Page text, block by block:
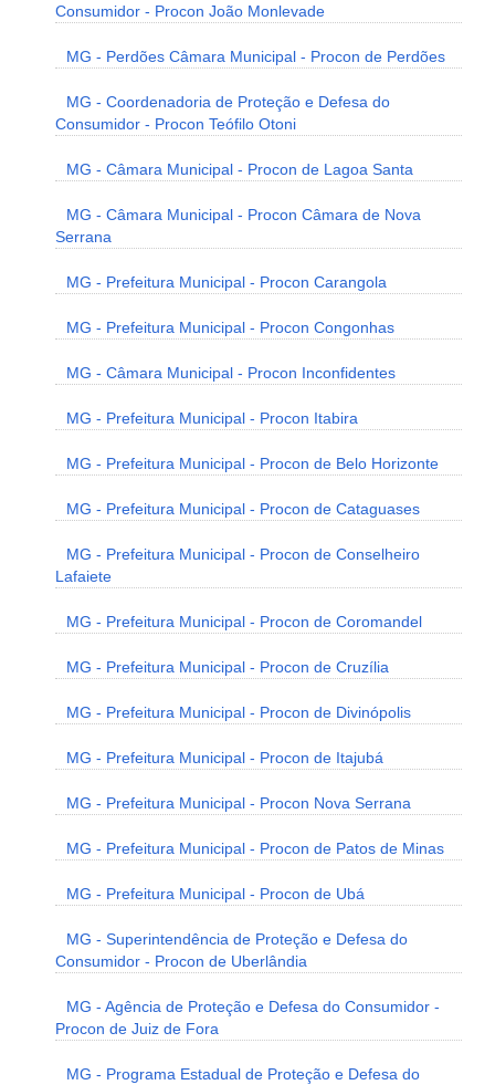
Consumidor - Procon João Monlevade
MG - Perdões Câmara Municipal - Procon de Perdões
MG - Coordenadoria de Proteção e Defesa do
Consumidor - Procon Teófilo Otoni
MG - Câmara Municipal - Procon de Lagoa Santa
MG - Câmara Municipal - Procon Câmara de Nova
Serrana
MG - Prefeitura Municipal - Procon Carangola
MG - Prefeitura Municipal - Procon Congonhas
MG - Câmara Municipal - Procon Inconfidentes
MG - Prefeitura Municipal - Procon Itabira
MG - Prefeitura Municipal - Procon de Belo Horizonte
MG - Prefeitura Municipal - Procon de Cataguases
MG - Prefeitura Municipal - Procon de Conselheiro
Lafaiete
MG - Prefeitura Municipal - Procon de Coromandel
MG - Prefeitura Municipal - Procon de Cruzília
MG - Prefeitura Municipal - Procon de Divinópolis
MG - Prefeitura Municipal - Procon de Itajubá
MG - Prefeitura Municipal - Procon Nova Serrana
MG - Prefeitura Municipal - Procon de Patos de Minas
MG - Prefeitura Municipal - Procon de Ubá
MG - Superintendência de Proteção e Defesa do
Consumidor - Procon de Uberlândia
MG - Agência de Proteção e Defesa do Consumidor -
Procon de Juiz de Fora
MG - Programa Estadual de Proteção e Defesa do